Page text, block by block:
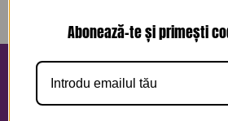
INFORMATII
Abonează-te și primești